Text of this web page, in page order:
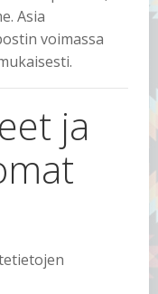
Asia
voimassa
ja